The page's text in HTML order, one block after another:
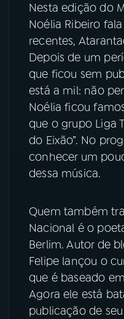
04PROGRAMAS
05PODCASTS
06VIDEOCASTS
ÚLTIMAS
ACOMPANHE A RÁDIO
YouTube
Instagram
Nesta edição do
Noélia Ribeiro
recentes,
Depois de um
que ficou sem
está a mil: não
Noélia ficou
que o grupo Liga
do Eixão”. No
conhecer um
dessa música.
Quem também
Nacional é o
Berlim. Autor de
Felipe lançou o
que é baseado
Agora ele está
publicação de